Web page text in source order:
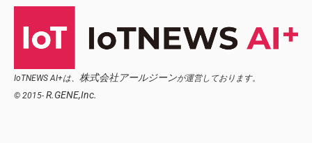
IoTNEWS AI+は、 株式会社アールジーンが運営しております。
© 2015- R.GENE,Inc.